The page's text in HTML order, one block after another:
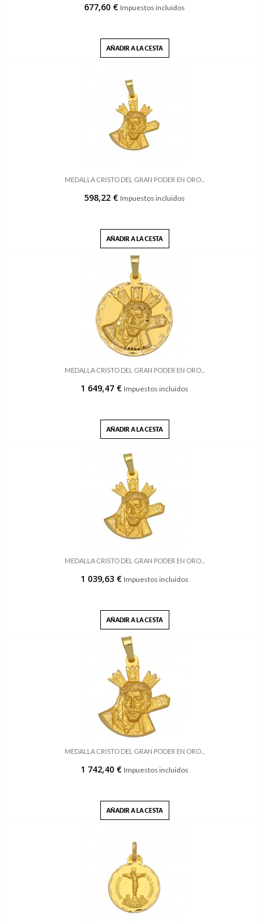
677,60 € Impuestos incluidos
AÑADIR A LA CESTA
MEDALLA CRISTO DEL GRAN PODER EN ORO...
598,22 € Impuestos incluidos
AÑADIR A LA CESTA
MEDALLA CRISTO DEL GRAN PODER EN ORO...
1 649,47 € Impuestos incluidos
AÑADIR A LA CESTA
MEDALLA CRISTO DEL GRAN PODER EN ORO...
1 039,63 € Impuestos incluidos
AÑADIR A LA CESTA
MEDALLA CRISTO DEL GRAN PODER EN ORO...
1 742,40 € Impuestos incluidos
AÑADIR A LA CESTA